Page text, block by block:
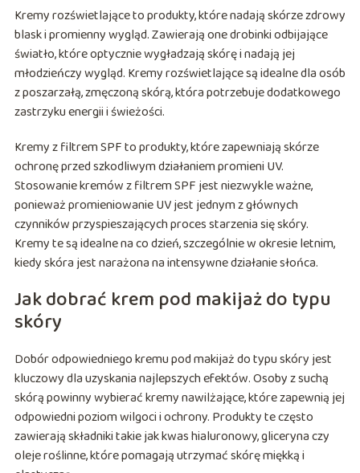
Kremy rozświetlające to produkty, które nadają skórze zdrowy
blask i promienny wygląd. Zawierają one drobinki odbijające
światło, które optycznie wygładzają skórę i nadają jej
młodzieńczy wygląd. Kremy rozświetlające są idealne dla osób
z poszarzałą, zmęczoną skórą, która potrzebuje dodatkowego
zastrzyku energii i świeżości.
Kremy z filtrem SPF to produkty, które zapewniają skórze
ochronę przed szkodliwym działaniem promieni UV.
Stosowanie kremów z filtrem SPF jest niezwykle ważne,
ponieważ promieniowanie UV jest jednym z głównych
czynników przyspieszających proces starzenia się skóry.
Kremy te są idealne na co dzień, szczególnie w okresie letnim,
kiedy skóra jest narażona na intensywne działanie słońca.
Jak dobrać krem pod makijaż do typu
skóry
Dobór odpowiedniego kremu pod makijaż do typu skóry jest
kluczowy dla uzyskania najlepszych efektów. Osoby z suchą
skórą powinny wybierać kremy nawilżające, które zapewnią jej
odpowiedni poziom wilgoci i ochrony. Produkty te często
zawierają składniki takie jak kwas hialuronowy, gliceryna czy
oleje roślinne, które pomagają utrzymać skórę miękką i